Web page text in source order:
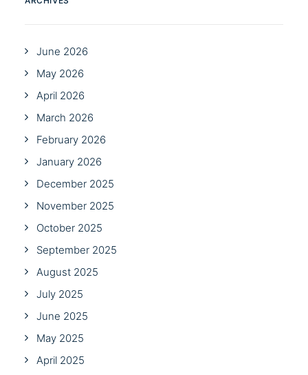
June 2026
May 2026
April 2026
March 2026
February 2026
January 2026
December 2025
November 2025
October 2025
September 2025
August 2025
July 2025
June 2025
May 2025
April 2025